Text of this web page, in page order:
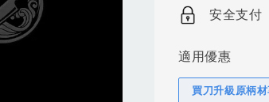
price
安全支付
適用優惠
買刀升級原柄